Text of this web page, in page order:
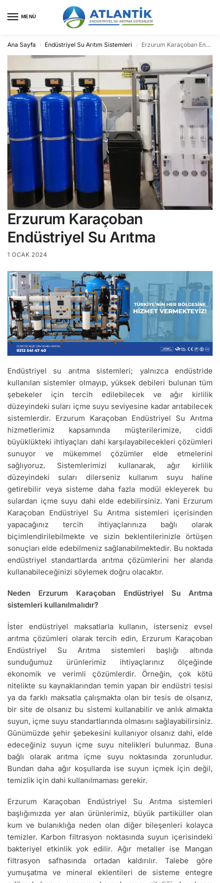
MENÜ
Ana Sayfa / Endüstriyel Su Arıtım Sistemleri / Erzurum Karaçoban Endüstriyel Su Arıtma
Erzurum Karaçoban
Endüstriyel Su Arıtma
1 OCAK 2024
Endüstriyel su arıtma sistemleri; yalnızca endüstride
kullanılan sistemler olmayıp, yüksek debileri bulunan tüm
şebekeler için tercih edilebilecek ve ağır kirlilik
düzeyindeki suları içme suyu seviyesine kadar arıtabilecek
sistemlerdir. Erzurum Karaçoban Endüstriyel Su Arıtma
hizmetlerimiz kapsamında müşterilerimize, ciddi
büyüklükteki ihtiyaçları dahi karşılayabilecekleri çözümleri
sunuyor ve mükemmel çözümler elde etmelerini
sağlıyoruz. Sistemlerimizi kullanarak, ağır kirlilik
düzeyindeki suları dilerseniz kullanım suyu haline
getirebilir veya sisteme daha fazla modül ekleyerek bu
sulardan içme suyu dahi elde edebilirsiniz. Yani Erzurum
Karaçoban Endüstriyel Su Arıtma sistemleri içerisinden
yapacağınız tercih ihtiyaçlarınıza bağlı olarak
biçimlendirilebilmekte ve sizin beklentilerinizle örtüşen
sonuçları elde edebilmeniz sağlanabilmektedir. Bu noktada
endüstriyel standartlarda arıtma çözümlerini her alanda
kullanabileceğinizi söylemek doğru olacaktır.
Neden Erzurum Karaçoban Endüstriyel Su Arıtma
sistemleri kullanılmalıdır?
İster endüstriyel maksatlarla kullanın, isterseniz evsel
arıtma çözümleri olarak tercih edin, Erzurum Karaçoban
Endüstriyel Su Arıtma sistemleri başlığı altında
sunduğumuz ürünlerimiz ihtiyaçlarınız ölçeğinde
ekonomik ve verimli çözümlerdir. Örneğin, çok kötü
nitelikte su kaynaklarından temin yapan bir endüstri tesisi
ya da farklı maksatla çalışmakta olan bir tesis de olsanız,
bir site de olsanız bu sistemi kullanabilir ve anlık almakta
suyun, içme suyu standartlarında olmasını sağlayabilirsiniz.
Günümüzde şehir şebekesini kullanıyor olsanız dahi, elde
edeceğiniz suyun içme suyu nitelikleri bulunmaz. Buna
bağlı olarak arıtma içme suyu noktasında zorunludur.
Bundan daha ağır koşullarda ise suyun içmek için değil,
temizlik için dahi kullanılmaması gerekir.
Erzurum Karaçoban Endüstriyel Su Arıtma sistemleri
başlığımızda yer alan ürünlerimiz, büyük partiküller olan
kum ve bulanıklığa neden olan diğer bileşenleri kolayca
temizler. Karbon filtrasyon noktasında suyun içerisindeki
bakteriyel etkinlik yok edilir. Ağır metaller ise Mangan
filtrasyon safhasında ortadan kaldırılır. Talebe göre
yumuşatma ve mineral eklentileri de sisteme entegre